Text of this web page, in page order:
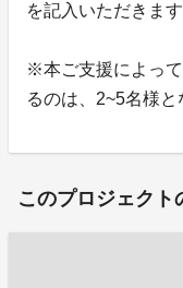
を記入いただきま
※本ご支援によっ
るのは、2~5名様と
このプロジェクト